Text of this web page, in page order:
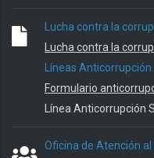
Lucha contra la
Lucha contra la
Líneas Anticorrupción
Formulario
Línea Anticorrupción
Oficina de Atención al